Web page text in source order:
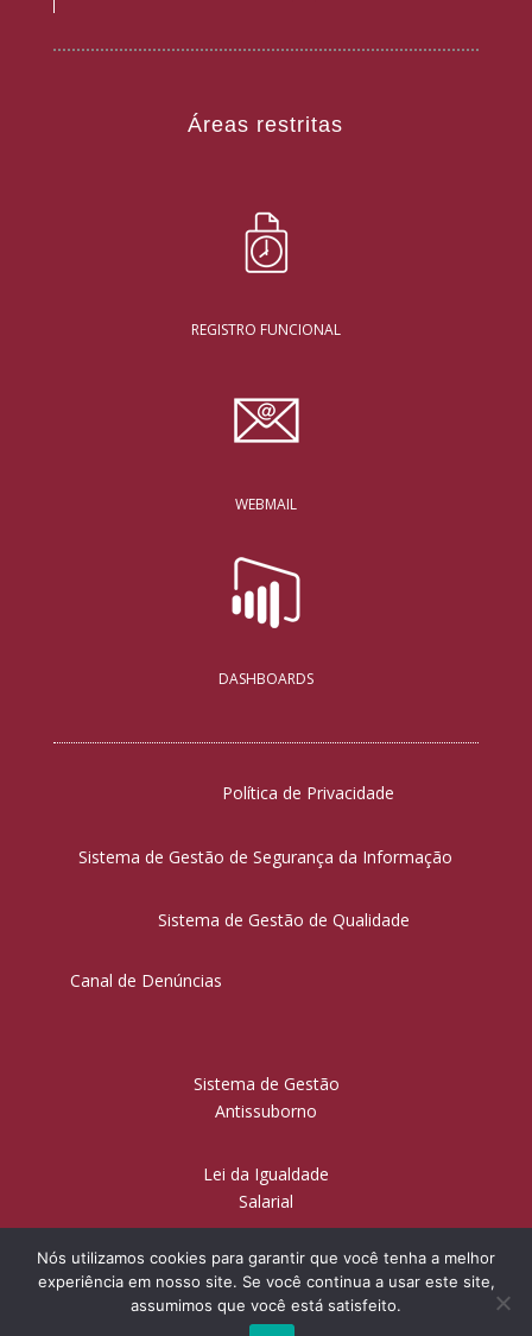
Áreas restritas
REGISTRO FUNCIONAL
WEBMAIL
DASHBOARDS
Política de Privacidade
Sistema de Gestão de Segurança da Informação
Sistema de Gestão de Qualidade
Canal de Denúncias
Sistema de Gestão
Antissuborno
Lei da Igualdade
Salarial
© Sanchez & Sanchez Sociedade de Advogados | Todos os
direitos reservados
Nós utilizamos cookies para garantir que você tenha a melhor
experiência em nosso site. Se você continua a usar este site,
assumimos que você está satisfeito.